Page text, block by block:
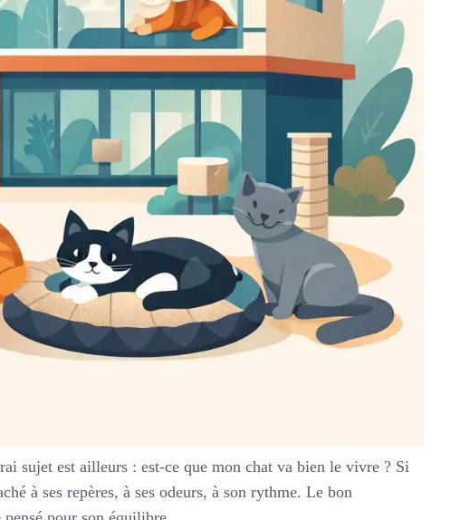
sujet est ailleurs : est-ce que mon chat va bien le vivre ? Si
à ses repères, à ses odeurs, à son rythme. Le bon